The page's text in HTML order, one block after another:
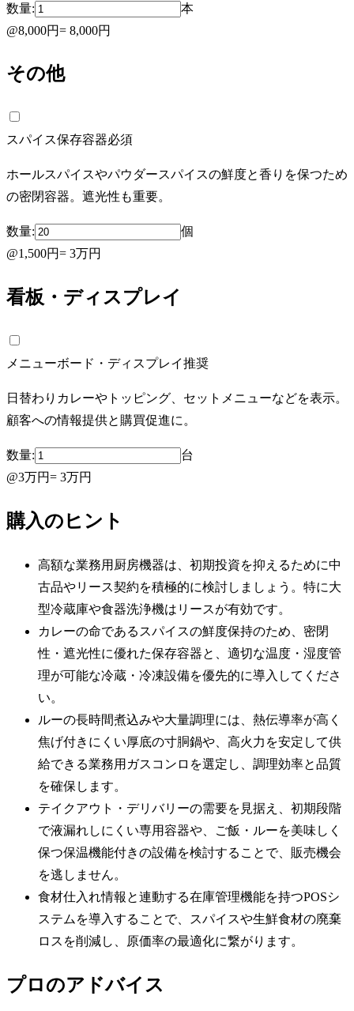
数量:
本
@8,000円= 8,000円
その他
スパイス保存容器必須
ホールスパイスやパウダースパイスの鮮度と香りを保つため
の密閉容器。遮光性も重要。
数量:
個
@1,500円= 3万円
看板・ディスプレイ
メニューボード・ディスプレイ推奨
日替わりカレーやトッピング、セットメニューなどを表示。
顧客への情報提供と購買促進に。
数量:
台
@3万円= 3万円
購入のヒント
高額な業務用厨房機器は、初期投資を抑えるために中
古品やリース契約を積極的に検討しましょう。特に大
型冷蔵庫や食器洗浄機はリースが有効です。
カレーの命であるスパイスの鮮度保持のため、密閉
性・遮光性に優れた保存容器と、適切な温度・湿度管
理が可能な冷蔵・冷凍設備を優先的に導入してくださ
い。
ルーの長時間煮込みや大量調理には、熱伝導率が高く
焦げ付きにくい厚底の寸胴鍋や、高火力を安定して供
給できる業務用ガスコンロを選定し、調理効率と品質
を確保します。
テイクアウト・デリバリーの需要を見据え、初期段階
で液漏れしにくい専用容器や、ご飯・ルーを美味しく
保つ保温機能付きの設備を検討することで、販売機会
を逃しません。
食材仕入れ情報と連動する在庫管理機能を持つPOSシ
ステムを導入することで、スパイスや生鮮食材の廃棄
ロスを削減し、原価率の最適化に繋がります。
プロのアドバイス